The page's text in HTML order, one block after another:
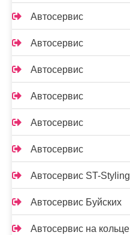
Автосервис
Автосервис
Автосервис
Автосервис
Автосервис
Автосервис
Автосервис ST-Styling
Автосервис Буйских
Автосервис на кольце